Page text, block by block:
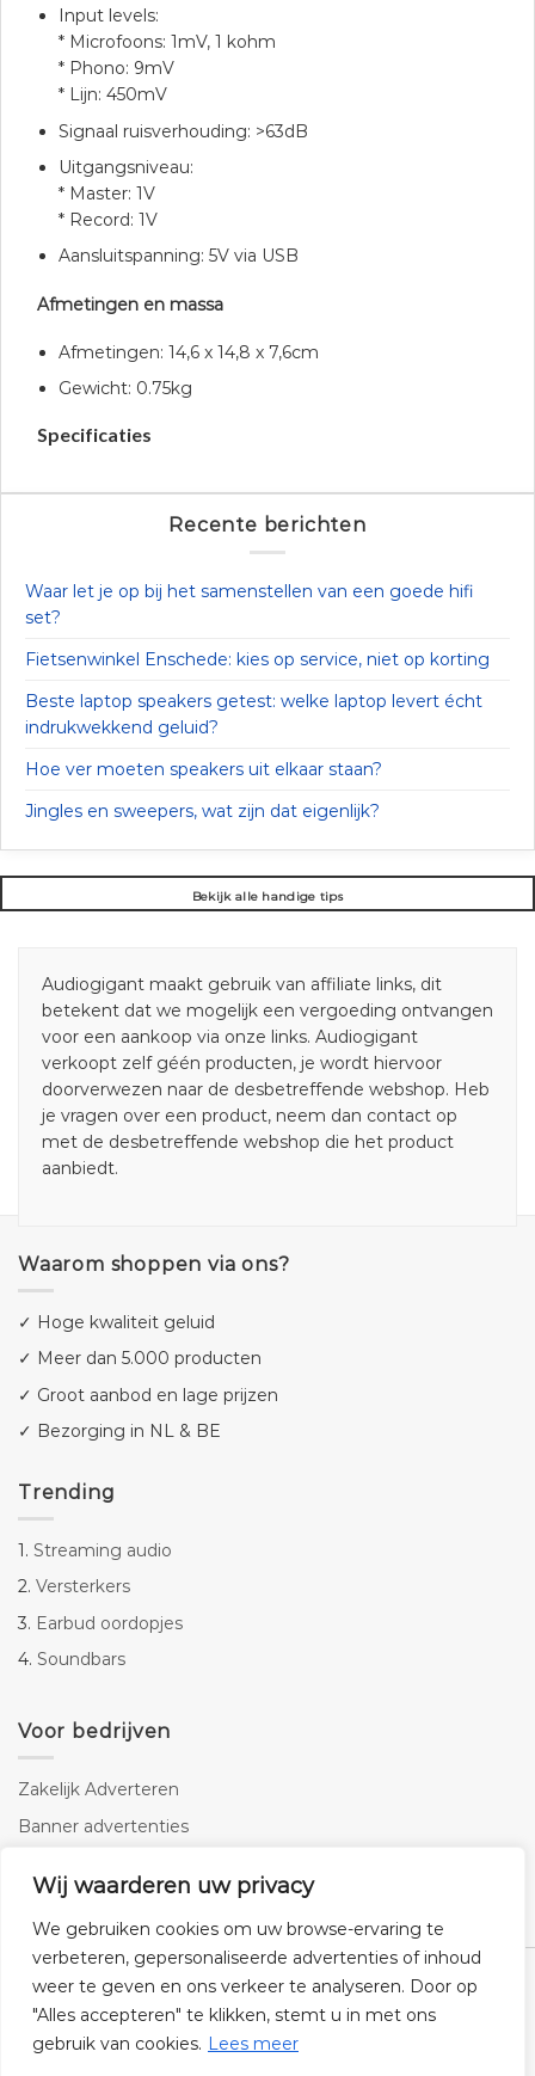
Wij waarderen uw privacy
We gebruiken cookies om uw browse-ervaring te
verbeteren, gepersonaliseerde advertenties of inhoud
weer te geven en ons verkeer te analyseren. Door op
"Alles accepteren" te klikken, stemt u in met ons
gebruik van cookies. Lees meer
Input levels:
* Microfoons: 1mV, 1 kohm
* Phono: 9mV
* Lijn: 450mV
Signaal ruisverhouding: >63dB
Uitgangsniveau:
* Master: 1V
* Record: 1V
Aansluitspanning: 5V via USB
Afmetingen en massa
Afmetingen: 14,6 x 14,8 x 7,6cm
Gewicht: 0.75kg
Specificaties
Recente berichten
Waar let je op bij het samenstellen van een goede hifi
set?
Fietsenwinkel Enschede: kies op service, niet op korting
Beste laptop speakers getest: welke laptop levert écht
indrukwekkend geluid?
Hoe ver moeten speakers uit elkaar staan?
Jingles en sweepers, wat zijn dat eigenlijk?
Bekijk alle handige tips
Audiogigant maakt gebruik van affiliate links, dit
betekent dat we mogelijk een vergoeding ontvangen
voor een aankoop via onze links. Audiogigant
verkoopt zelf géén producten, je wordt hiervoor
doorverwezen naar de desbetreffende webshop. Heb
je vragen over een product, neem dan contact op
met de desbetreffende webshop die het product
aanbiedt.
Waarom shoppen via ons?
✓ Hoge kwaliteit geluid
✓ Meer dan 5.000 producten
✓ Groot aanbod en lage prijzen
✓ Bezorging in NL & BE
Trending
1. Streaming audio
2. Versterkers
3. Earbud oordopjes
4. Soundbars
Voor bedrijven
Zakelijk Adverteren
Banner advertenties
SEO copywriting